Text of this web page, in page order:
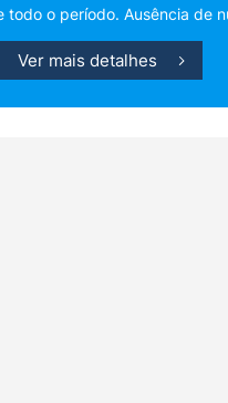
todo o período. Ausência de
Ver mais detalhes